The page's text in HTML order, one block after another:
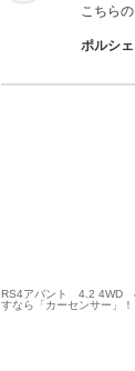
こちら
ポルシ
RS4アバント 4.2 4WD
すなら「カーセンサー」！